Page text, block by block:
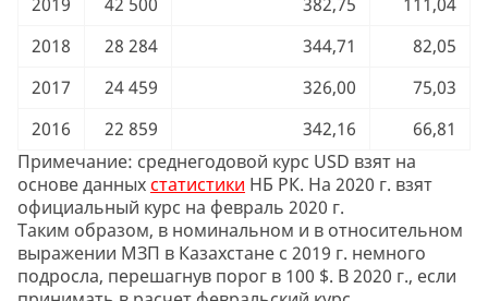
2018
28 284 344,71
82,05
2017
24 459 326,00
75,03
2016
22 859 342,16
66,81
Примечание: среднегодовой курс USD взят на
основе данныхстатистики НБ РК. На 2020 г. взят
официальный курс на февраль 2020 г.
Таким образом, в номинальном и в относительном
выражении МЗП в Казахстане с 2019 г. немного
подросла, перешагнув порог в 100 $. В 2020 г., если